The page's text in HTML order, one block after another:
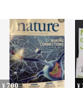
¥ 700 ¥